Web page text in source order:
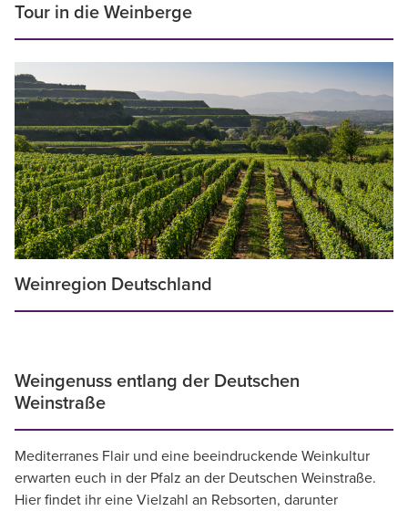
Tour in die Weinberge
Weinregion Deutschland
Weingenuss entlang der Deutschen
Weinstraße
Mediterranes Flair und eine beeindruckende Weinkultur
erwarten euch in der Pfalz an der Deutschen Weinstraße.
Hier findet ihr eine Vielzahl an Rebsorten, darunter